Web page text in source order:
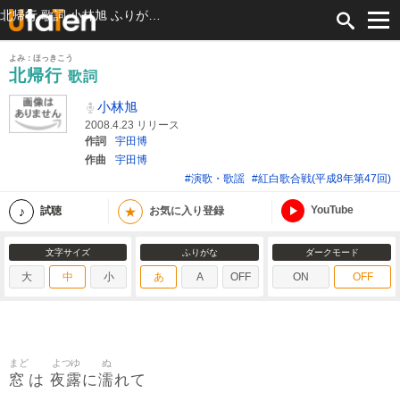
よみ：ほっきこう
北帰行 歌詞
小林旭
2008.4.23 リリース
作詞
宇田博
作曲
宇田博
#演歌・歌謡 #紅白歌合戦(平成8年第47回)
試聴 ★ お気に入り登録 YouTube
文字サイズ
大 中 小
ふりがな
あ A OFF
ダークモード
ON OFF
窓
まど
は 夜露
よつゆ
に濡
ぬ
れて